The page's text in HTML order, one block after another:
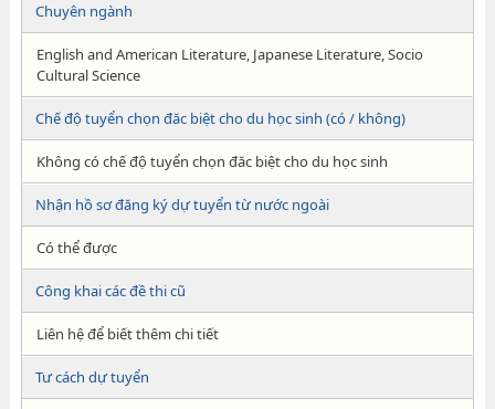
Chuyên ngành
English and American Literature, Japanese Literature, Socio
Cultural Science
Chế độ tuyển chọn đăc biệt cho du học sinh (có / không)
Không có chế độ tuyển chọn đăc biệt cho du học sinh
Nhận hồ sơ đăng ký dự tuyển từ nước ngoài
Có thể được
Công khai các đề thi cũ
Liên hệ để biết thêm chi tiết
Tư cách dự tuyển